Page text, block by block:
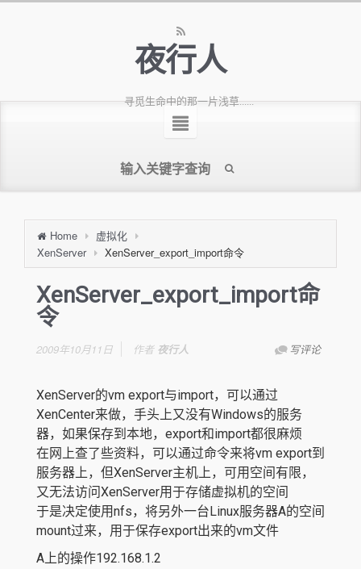
夜行人
寻觅生命中的那一片浅草......
Home
虚拟化
XenServer
XenServer_export_import命令
XenServer_export_import命
令
2009年10月11日 写评论
作者 夜行人
XenServer的vm export与import，可以通过
XenCenter来做，手头上又没有Windows的服务
器，如果保存到本地，export和import都很麻烦
在网上查了些资料，可以通过命令来将vm export到
服务器上，但XenServer主机上，可用空间有限，
又无法访问XenServer用于存储虚拟机的空间
于是决定使用nfs，将另外一台Linux服务器A的空间
mount过来，用于保存export出来的vm文件
A上的操作192.168.1.2